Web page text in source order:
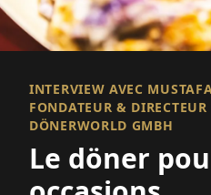
INTERVIEW AVEC
FONDATEUR &
DÖNERWORLD GMBH
Le döner